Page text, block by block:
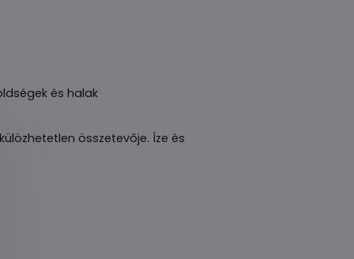
és halak
összetevője. Íze és